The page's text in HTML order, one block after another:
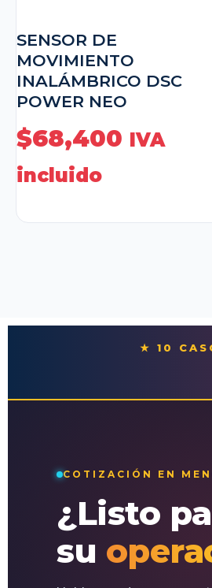
SENSOR DE
MOVIMIENTO
INALÁMBRICO DSC
POWER NEO
$68,400 IVA
incluido
★ 10
COTIZACIÓN EN
¿Listo
su